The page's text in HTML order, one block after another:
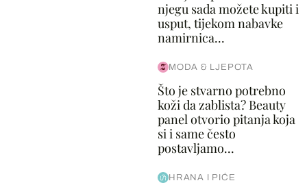
njegu sada možete kupiti i
usput, tijekom nabavke
namirnica...
MODA & LJEPOTA
Što je stvarno potrebno
koži da zablista? Beauty
panel otvorio pitanja koja
si i same često
postavljamo...
HRANA I PIĆE